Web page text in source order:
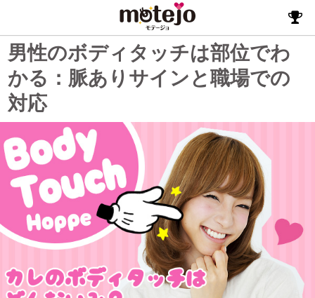
男性のボディタッチは部位でわ
かる：脈ありサインと職場での
対応